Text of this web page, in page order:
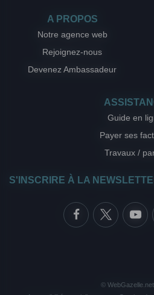
A PROPOS
Notre agence web
Rejoignez-nous
Devenez Ambassadeur
Guide en
Payer ses
Travaux /
S'INSCRIRE À LA
©